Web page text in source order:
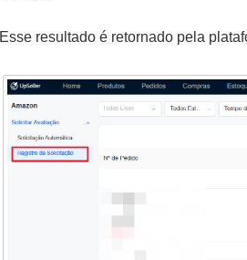
Esse resultado é retornado pela